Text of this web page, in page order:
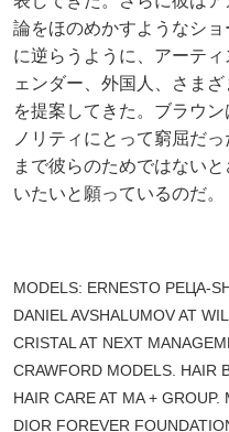
論をほのめかすようなシ
に逆らうように、アーテ
ェンダー、外国人、さま
を提案してきた。ブラウ
ノリティにとって窮屈だ
まで彼らのためではない
いたいと願っているのだ。
MODELS: ERNESTO PEЦA-
DANIEL AVSHALUMOV AT
CRISTAL AT NEXT
CRAWFORD MODELS. HAIR
HAIR CARE AT MA +
DIOR FOREVER